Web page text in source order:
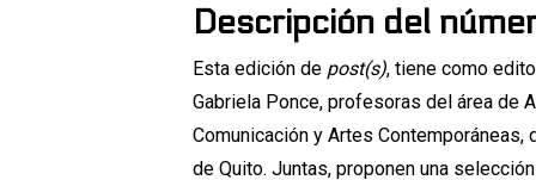
Descripción del
Esta edición de post(s), tiene como
Gabriela Ponce, profesoras del área de
Comunicación y Artes Contemporáneas,
de Quito. Juntas, proponen una